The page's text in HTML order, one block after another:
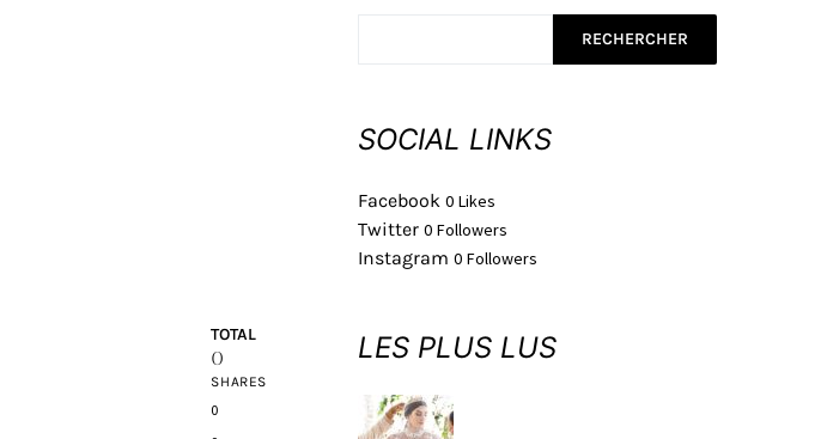
TOTAL
0
SHARES
0
RECHERCHER
SOCIAL LINKS
Facebook 0 Likes
Twitter 0 Followers
Instagram 0 Followers
LES PLUS LUS